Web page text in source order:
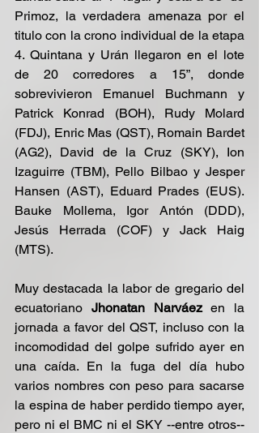
Primoz, la verdadera amenaza por el
titulo con la crono individual de la etapa
4. Quintana y Urán llegaron en el lote
de 20 corredores a 15”, donde
sobrevivieron Emanuel Buchmann y
Patrick Konrad (BOH), Rudy Molard
(FDJ), Enric Mas (QST), Romain Bardet
(AG2), David de la Cruz (SKY), Ion
Izaguirre (TBM), Pello Bilbao y Jesper
Hansen (AST), Eduard Prades (EUS).
Bauke Mollema, Igor Antón (DDD),
Jesús Herrada (COF) y Jack Haig
(MTS).
Muy destacada la labor de gregario del
ecuatoriano Jhonatan Narváez en la
jornada a favor del QST, incluso con la
incomodidad del golpe sufrido ayer en
una caída. En la fuga del día hubo
varios nombres con peso para sacarse
la espina de haber perdido tiempo ayer,
pero ni el BMC ni el SKY --entre otros--